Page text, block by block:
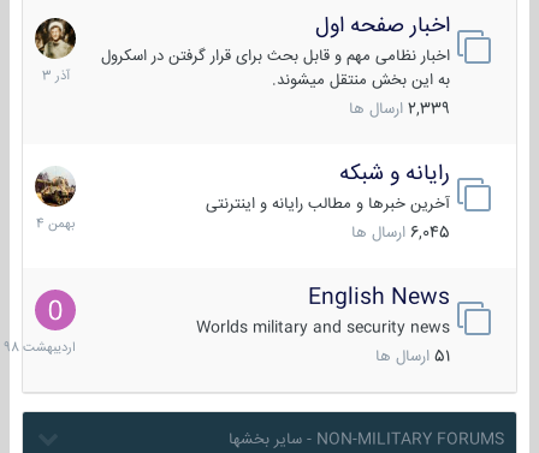
اخبار صفحه اول
اخبار نظامی مهم و قابل بحث برای قرار گرفتن در اسکرول
به این بخش منتقل میشوند.
2,339 ارسال ها
7
آذر
1403
رایانه و شبکه
آخرین خبرها و مطالب رایانه و اینترنتی
6,045 ارسال ها
30
بهمن
1404
English News
Worlds military and security news
51 ارسال ها
10
1398
NON-MILITARY FORUMS - سایر بخشها